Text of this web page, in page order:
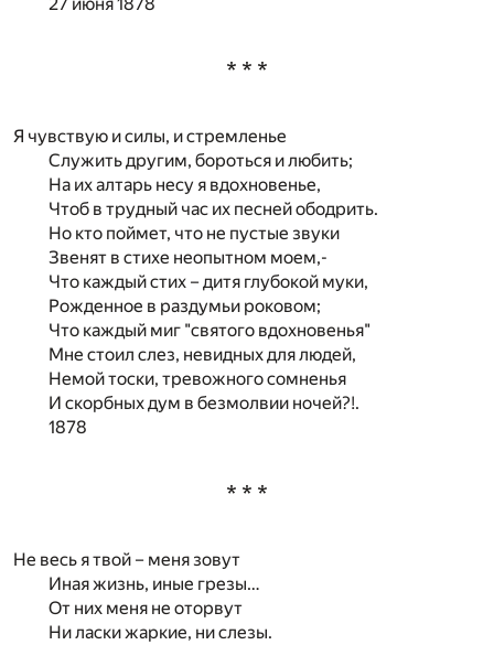
* * *
Я чувствую и силы, и стремленье
Служить другим, бороться и любить;
На их алтарь несу я вдохновенье,
Чтоб в трудный час их песней ободрить.
Но кто поймет, что не пустые звуки
Звенят в стихе неопытном моем,-
Что каждый стих – дитя глубокой муки,
Рожденное в раздумьи роковом;
Что каждый миг "святого вдохновенья"
Мне стоил слез, невидных для людей,
Немой тоски, тревожного сомненья
И скорбных дум в безмолвии ночей?!.
1878
* * *
Не весь я твой – меня зовут
Иная жизнь, иные грезы…
От них меня не оторвут
Ни ласки жаркие, ни слезы.